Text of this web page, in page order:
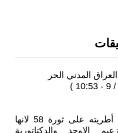
مع انني لا اتفق معك فيما أطريته على ثورة 58 لانها
الاوحد والدكتاتورية